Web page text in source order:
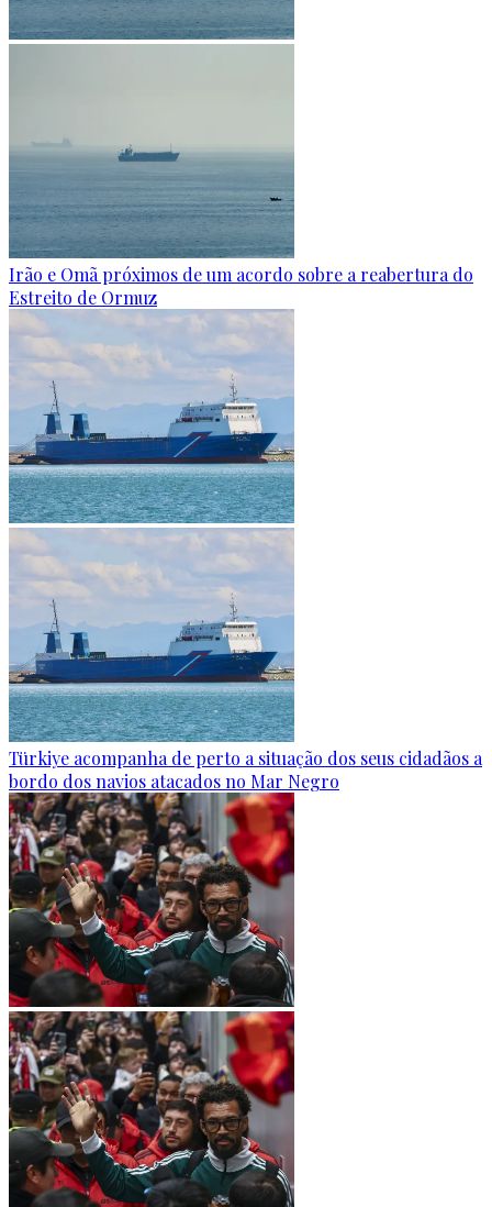
Irão e Omã próximos de um acordo sobre a reabertura do
Estreito de Ormuz
Türkiye acompanha de perto a situação dos seus cidadãos a
bordo dos navios atacados no Mar Negro